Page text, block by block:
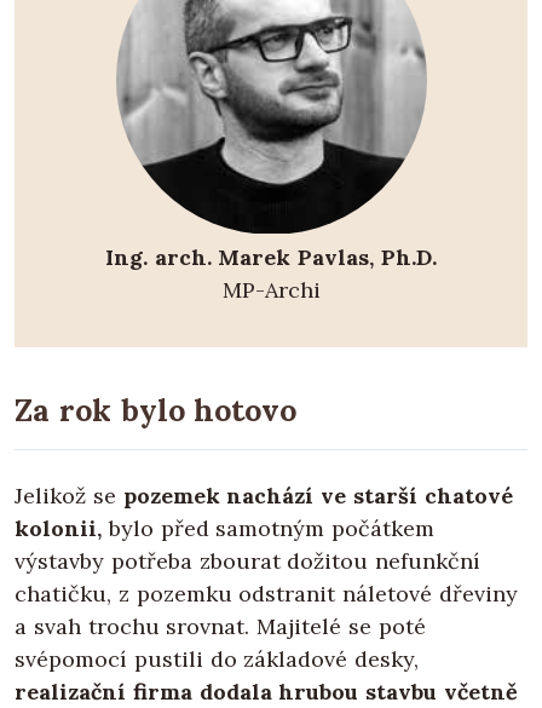
Ing. arch. Marek Pavlas, Ph.D.
MP-Archi
Za rok bylo hotovo
Jelikož se pozemek nachází ve starší chatové
kolonii, bylo před samotným počátkem
výstavby potřeba zbourat dožitou nefunkční
chatičku, z pozemku odstranit náletové dřeviny
a svah trochu srovnat. Majitelé se poté
svépomocí pustili do základové desky,
realizační firma dodala hrubou stavbu včetně